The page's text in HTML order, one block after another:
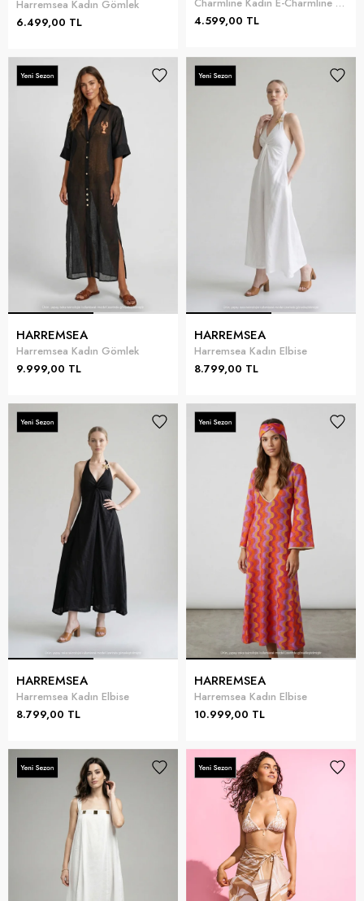
Harremsea Kadın Gömlek
6.499,00 TL
4.599,00 TL
HARREMSEA
Harremsea Kadın Gömlek
9.999,00 TL
HARREMSEA
Harremsea Kadın Elbise
8.799,00 TL
HARREMSEA
Harremsea Kadın Elbise
8.799,00 TL
HARREMSEA
Harremsea Kadın Elbise
10.999,00 TL